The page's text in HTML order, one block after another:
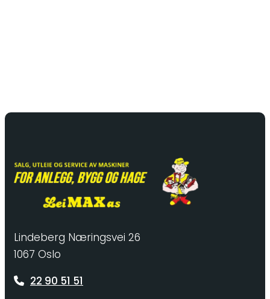
Lindeberg Næringsvei 26
1067 Oslo
 22 90 51 51